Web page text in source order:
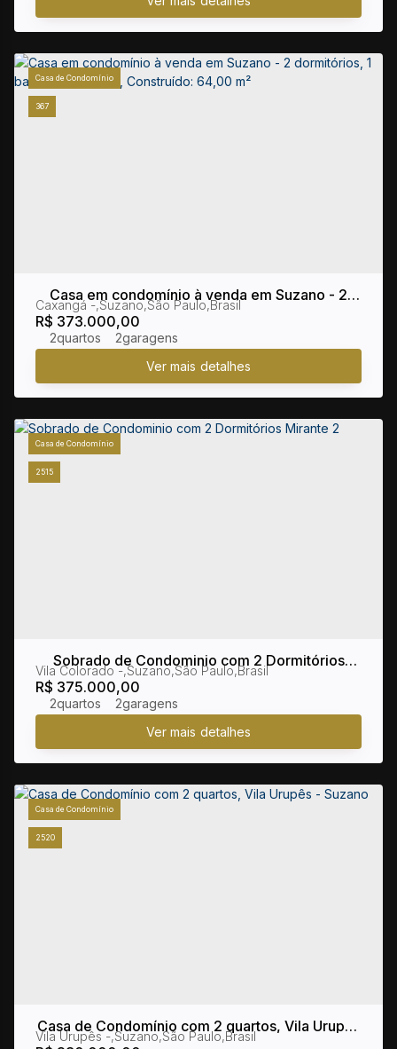
367
Casa de Condomínio
Casa em condomínio à venda em Suzano - 2
dormitórios, 1 banheiro, 2 vagas, Construído:
R$ 373.000,00
Caxangá ,Suzano,São Paulo,Brasil
2 2
2515
Casa de Condomínio
Sobrado de Condominio com 2 Dormitórios
Mirante 2
R$ 375.000,00
Vila Colorado ,Suzano,São Paulo,Brasil
2 2
2520
Casa de Condomínio
Casa de Condomínio com 2 quartos, Vila Urupês
- Suzano
Vila Urupês ,Suzano,São Paulo,Brasil